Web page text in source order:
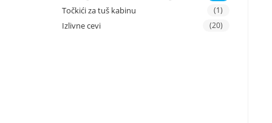
Točkići za tuš kabinu (1)
Izlivne cevi (20)